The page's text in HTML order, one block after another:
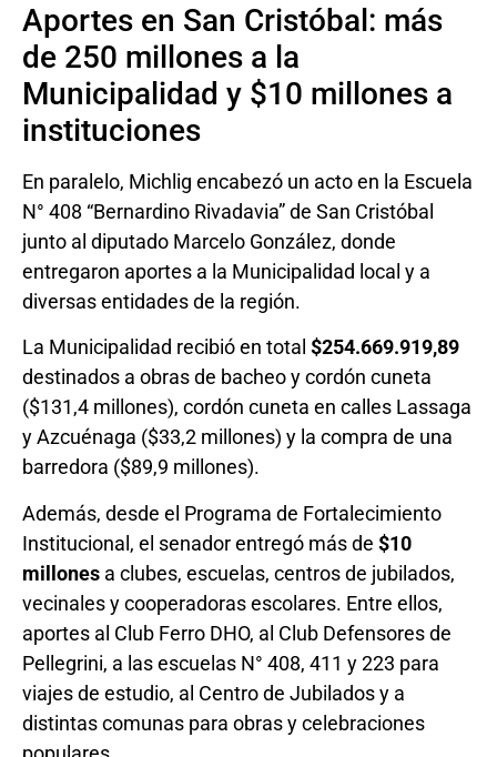
Aportes en San Cristóbal: más
de 250 millones a la
Municipalidad y $10 millones a
instituciones
En paralelo, Michlig encabezó un acto en la Escuela
N° 408 “Bernardino Rivadavia” de San Cristóbal
junto al diputado Marcelo González, donde
entregaron aportes a la Municipalidad local y a
diversas entidades de la región.
La Municipalidad recibió en total $254.669.919,89
destinados a obras de bacheo y cordón cuneta
($131,4 millones), cordón cuneta en calles Lassaga
y Azcuénaga ($33,2 millones) y la compra de una
barredora ($89,9 millones).
Además, desde el Programa de Fortalecimiento
Institucional, el senador entregó más de $10
millones a clubes, escuelas, centros de jubilados,
vecinales y cooperadoras escolares. Entre ellos,
aportes al Club Ferro DHO, al Club Defensores de
Pellegrini, a las escuelas N° 408, 411 y 223 para
viajes de estudio, al Centro de Jubilados y a
distintas comunas para obras y celebraciones